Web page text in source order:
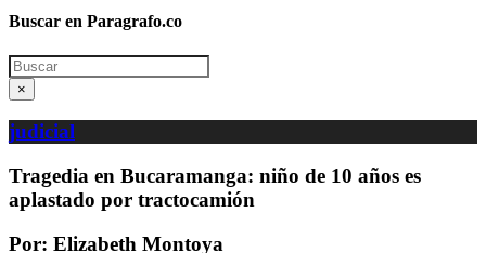
Buscar en Paragrafo.co
Search
×
judicial
Tragedia en Bucaramanga: niño de 10 años es
aplastado por tractocamión
Por: Elizabeth Montoya